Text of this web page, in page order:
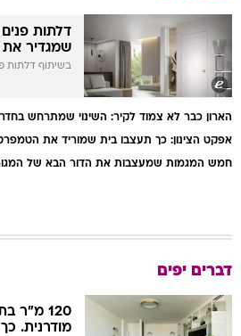
דלתות
שמגדיר את
בשיתוף דלתות
הארון כבר לא צמוד לקיר: השינוי שמתרחש
אפקט הצינון: כך תעצבו בית שמוריד את
חמש המגמות שמעצבות את הדור הבא של
דברים יפים
120
מודרנית.